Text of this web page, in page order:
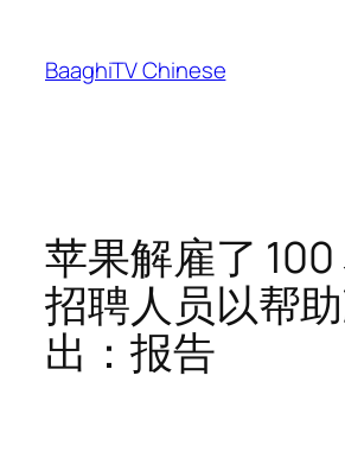
content
BaaghiTV Chinese
苹果解雇了
招聘人员以帮
出：报告